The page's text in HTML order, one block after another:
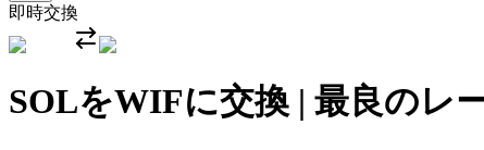
即時交換
SOLをWIFに交換 | 最良のレ